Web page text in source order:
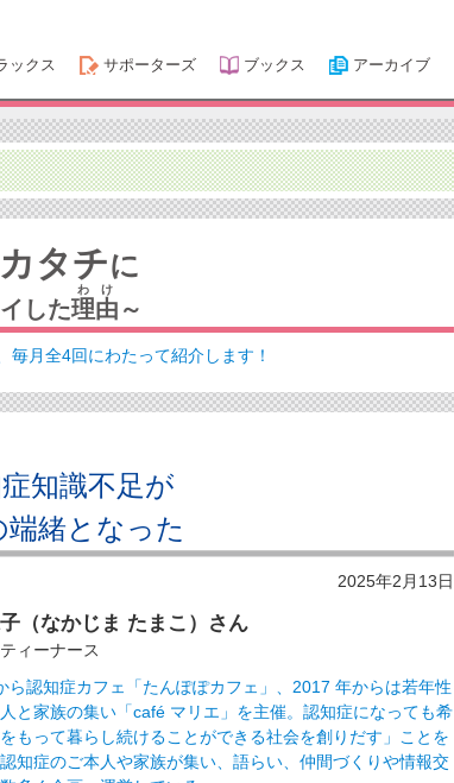
ックス サポーターズ ブックス アーカイブ
カタチに
した理由
わけ
～
月全4回にわたって紹介します！
知識不足が
緒となった
2025年2月13日
（なかじま たまこ）さん
ィーナース
ら認知症カフェ「たんぽぽカフェ」、2017 年からは若年性
と家族の集い「café マリエ」を主催。認知症になっても希
もって暮らし続けることができる社会を創りだす」ことを
知症のご本人や家族が集い、語らい、仲間づくりや情報交